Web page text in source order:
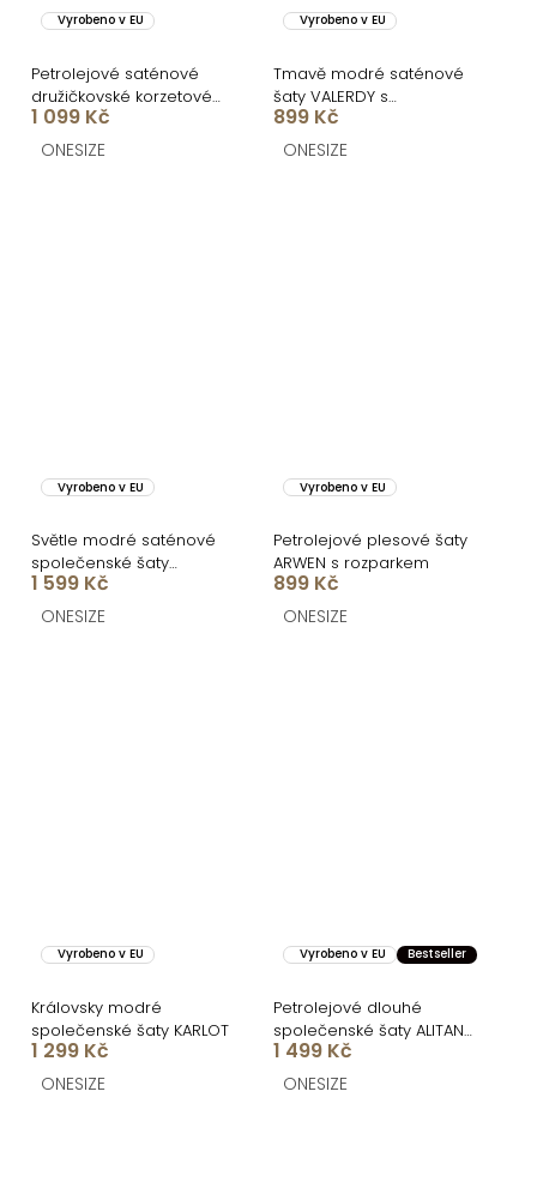
Vyrobeno v EU
Petrolejové saténové
družičkovské korzetové
šaty TRONDHE s
rozparkem
1 099 Kč
ONESIZE
Vyrobeno v EU
Tmavě modré saténové
šaty VALERDY s
variabilním vázáním /
bez rozparku
899 Kč
ONESIZE
Vyrobeno v EU
Světle modré saténové
společenské šaty
SYCHAEUS s korzetem
1 599 Kč
ONESIZE
Vyrobeno v EU
Petrolejové plesové šaty
ARWEN s rozparkem
899 Kč
ONESIZE
Vyrobeno v EU
Královsky modré
společenské šaty KARLOT
1 299 Kč
ONESIZE
Vyrobeno v EU Bestseller
Petrolejové dlouhé
společenské šaty ALITAN
s korzetem
1 499 Kč
ONESIZE